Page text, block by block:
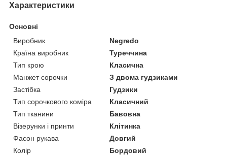
Характеристики
Основні
Виробник
Negredo
Країна виробник
Туреччина
Тип крою
Класична
Манжет сорочки
З двома гудзиками
Застібка
Гудзики
Тип сорочкового коміра
Класичний
Тип тканини
Бавовна
Візерунки і принти
Клітинка
Фасон рукава
Довгий
Колір
Бордовий